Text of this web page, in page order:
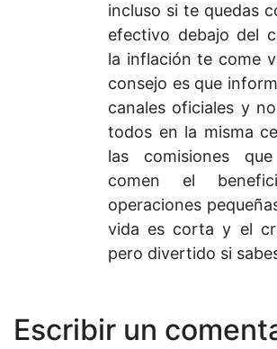
incluso si te quedas
efectivo debajo del
la inflación te come
consejo es que
canales oficiales y
todos en la misma
las comisiones
comen el
operaciones
vida es corta y el
pero divertido si
Escribir un